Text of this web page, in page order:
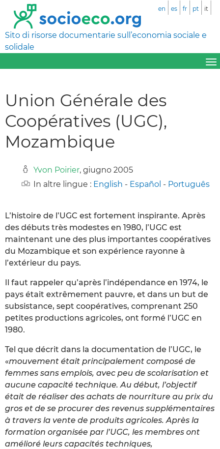
Sito di risorse documentarie sull’economia sociale e
solidale
en es fr pt it
Union Générale des
Coopératives (UGC),
Mozambique
Yvon Poirier, giugno 2005
In altre lingue : English - Español - Português
L’histoire de l’UGC est fortement inspirante. Après
des débuts très modestes en 1980, l’UGC est
maintenant une des plus importantes coopératives
du Mozambique et son expérience rayonne à
l’extérieur du pays.
Il faut rappeler qu’après l’indépendance en 1974, le
pays était extrêmement pauvre, et dans un but de
subsistance, sept coopératives, comprenant 250
petites productions agricoles, ont formé l’UGC en
1980.
Tel que décrit dans la documentation de l’UGC, le
«mouvement était principalement composé de
femmes sans emplois, avec peu de scolarisation et
aucune capacité technique. Au début, l’objectif
était de réaliser des achats de nourriture au prix du
gros et de se procurer des revenus supplémentaires
à travers la vente de produits agricoles. Après la
formation organisée par l’UGC, les membres ont
amélioré leurs capacités techniques,